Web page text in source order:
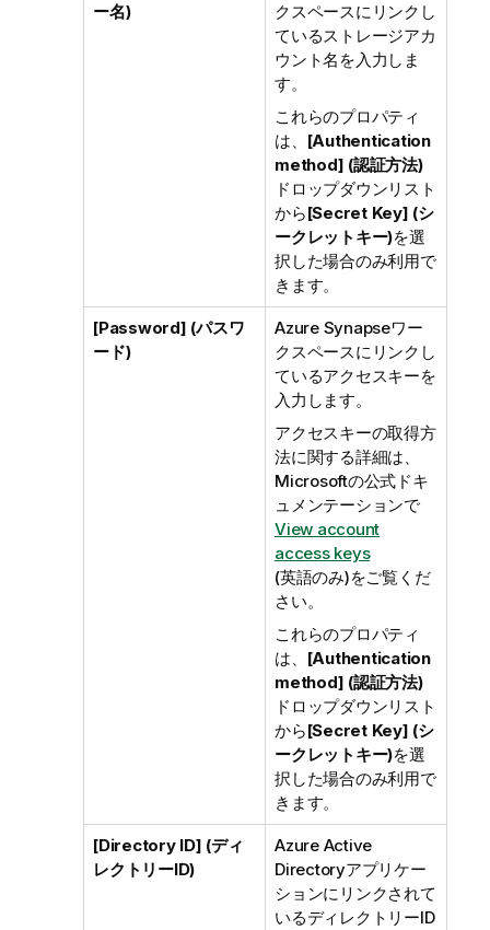
ー名)
クスペースにリンクし
ているストレージアカ
ウント名を入力しま
す。
これらのプロパティ
は、 [Authentication
method] (認証方法)
ドロップダウンリスト
から[Secret Key] (シ
ークレットキー)を選
択した場合のみ利用で
きます。
[Password] (パスワ
ード)
Azure Synapseワー
クスペースにリンクし
ているアクセスキーを
入力します。
アクセスキーの取得方
法に関する詳細は、
Microsoftの公式ドキ
ュメンテーションで
View account
access keys
(英語のみ)をご覧くだ
さい。
これらのプロパティ
は、 [Authentication
method] (認証方法)
ドロップダウンリスト
から[Secret Key] (シ
ークレットキー)を選
択した場合のみ利用で
きます。
[Directory ID] (ディ
レクトリーID)
Azure Active
Directoryアプリケー
ションにリンクされて
いるディレクトリーID